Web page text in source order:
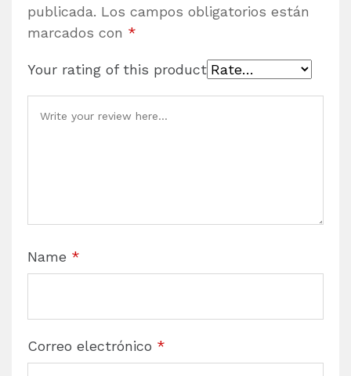
publicada. Los campos obligatorios están
marcados con *
Your rating of this product
Name *
Correo electrónico *